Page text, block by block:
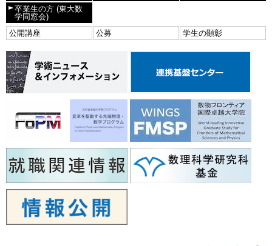
卒業生の方 (東大数
学同窓会)
公開講座
公募 学生の顕彰